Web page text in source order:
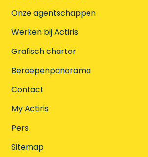
Onze agentschappen
Werken bij Actiris
Grafisch charter
Beroepenpanorama
Contact
My Actiris
Pers
Sitemap